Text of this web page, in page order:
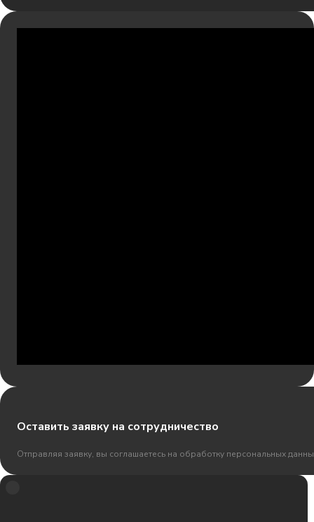
Оставить заявку на сотрудничество
Отправляя заявку, вы соглашаетесь на обработку персональных